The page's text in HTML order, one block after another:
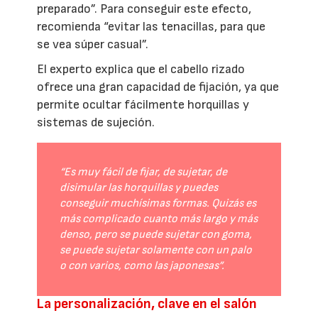
preparado”. Para conseguir este efecto,
recomienda “evitar las tenacillas, para que
se vea súper casual”.
El experto explica que el cabello rizado
ofrece una gran capacidad de fijación, ya que
permite ocultar fácilmente horquillas y
sistemas de sujeción.
“Es muy fácil de fijar, de sujetar, de
disimular las horquillas y puedes
conseguir muchísimas formas. Quizás es
más complicado cuanto más largo y más
denso, pero se puede sujetar con goma,
se puede sujetar solamente con un palo
o con varios, como las japonesas”.
La personalización, clave en el salón